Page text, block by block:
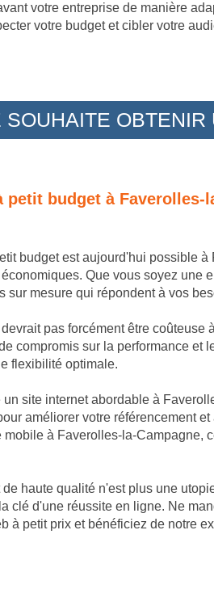
votre entreprise de manière
votre budget et cibler votre
SOUHAITE OBTENIR
budget à
budget est aujourd'hui possible
Que vous soyez une
mesure qui répondent à vos
pas forcément être
compromis sur la performance
flexibilité optimale.
site internet abordable à
améliorer votre référencement
à Faverolles-la-
haute qualité n'est plus une
clé d'une réussite en ligne. Ne
à petit prix et bénéficiez de notre